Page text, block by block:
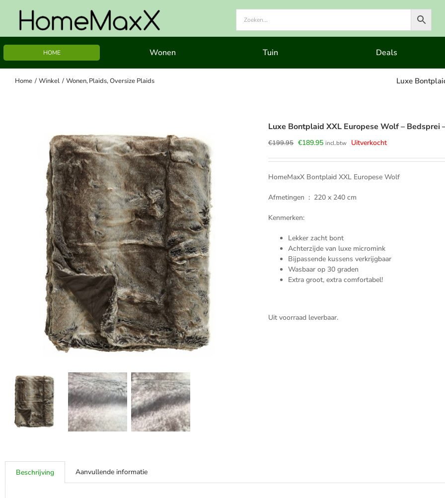
HOME Wonen Tuin Deals
Luxe
Home Winkel Wonen Plaids Oversize Plaids
Luxe Bontplaid XXL Europese Wolf – Bedsprei
€199.95 Oorspronkelijke
was:
€199.95.
€189.95Huidige
is:
€189.95.
incl.btw Uitverkocht
HomeMaxX Bontplaid XXL Europese Wolf
Afmetingen : 220 x 240 cm
Kenmerken:
Lekker zacht bont
Achterzijde van luxe micromink
Bijpassende kussens verkrijgbaar
Wasbaar op 30 graden
Extra groot, extra comfortabel!
Uit voorraad leverbaar.
Beschrijving Aanvullende informatie